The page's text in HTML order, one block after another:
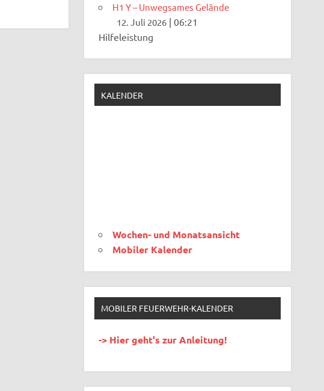
H1 Y – Unwegsames Gelände
12. Juli 2026 |06:21
Hilfeleistung
KALENDER
Wochen- und Monatsansicht
Mobiler Kalender
MOBILER FEUERWEHR-KALENDER
-> Hier geht's zur Anleitung!